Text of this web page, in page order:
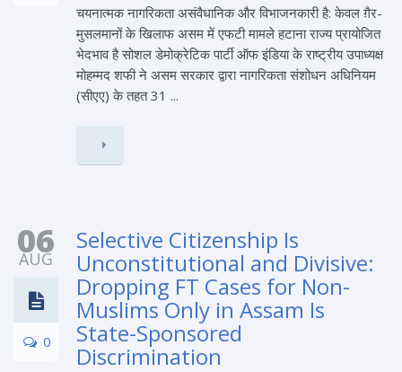
चयनात्मक नागरिकता असंवैधानिक और विभाजनकारी है: केवल ग़ैर-
मुसलमानों के खिलाफ असम में एफटी मामले हटाना राज्य प्रायोजित
भेदभाव है सोशल डेमोक्रेटिक पार्टी ऑफ इंडिया के राष्ट्रीय उपाध्यक्ष
मोहम्मद शफी ने असम सरकार द्वारा नागरिकता संशोधन अधिनियम
(सीएए) के तहत 31 ...
06
AUG
0
Selective Citizenship Is
Unconstitutional and Divisive:
Dropping FT Cases for Non-
Muslims Only in Assam Is
State-Sponsored
Discrimination